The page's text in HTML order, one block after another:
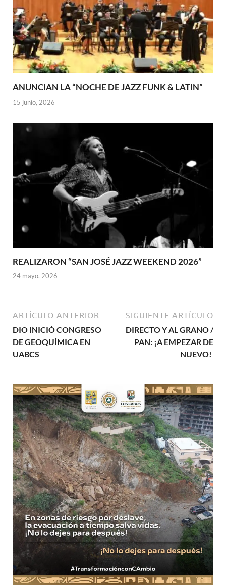
ANUNCIAN LA “NOCHE DE JAZZ FUNK & LATIN”
15 junio, 2026
REALIZARON “SAN JOSÉ JAZZ WEEKEND 2026”
24 mayo, 2026
ARTÍCULO ANTERIOR
DIO INICIÓ CONGRESO
DE GEOQUÍMICA EN
UABCS
SIGUIENTE ARTÍCULO
DIRECTO Y AL GRANO /
PAN: ¡A EMPEZAR DE
NUEVO!